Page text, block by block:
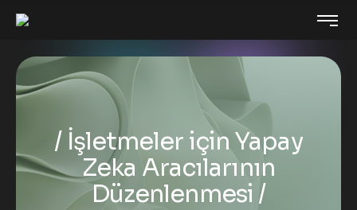
İşletmeler için Yapay
Zeka Aracılarının
Düzenlenmesi